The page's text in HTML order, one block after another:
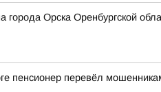
города Орска Оренбургской
пенсионер перевёл